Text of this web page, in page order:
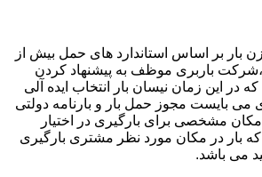
بار بر اساس استاندارد های حمل بیش از
باربری موظف به پیشنهاد کردن
در این زمان نیسان بار انتخاب ایده آلی
بایست مجوز حمل بار و بارنامه دولتی
مکان مشخصی برای بارگیری در اختیار
بار در مکان مورد نظر مشتری بارگیری
می باشد.